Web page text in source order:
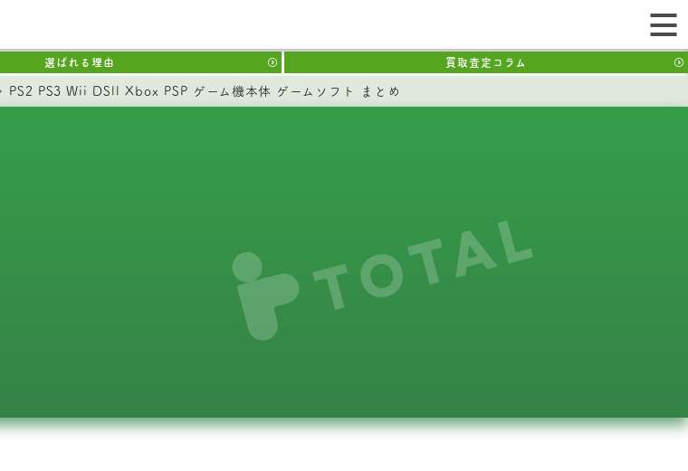
選ばれる理由 買取査定コラム
PS2 PS3 Wii DSll Xbox PSP ゲーム機本体 ゲームソフト まとめ